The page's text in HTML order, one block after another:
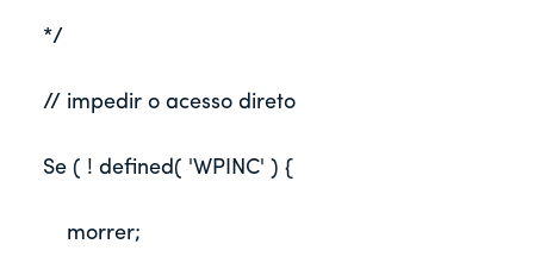
*/
// impedir o acesso direto
Se ( ! defined( 'WPINC' ) {
    morrer;